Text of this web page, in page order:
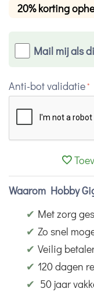
20% korting
Mail mij als
Anti-bot validatie
Waarom Hobby
✔ Met zorg
✔ Zo snel
✔ Veilig
✔ 120 dagen
✔ 50 jaar